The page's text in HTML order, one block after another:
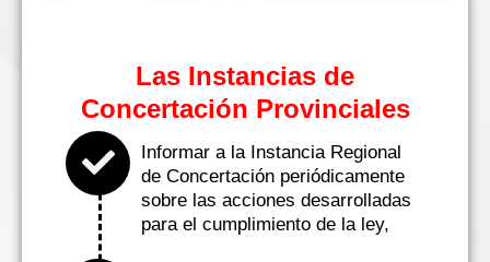
Las Instancias de
Concertación Provinciales
Informar a la Instancia Regional
de Concertación periódicamente
sobre las acciones desarrolladas
para el cumplimiento de la ley,